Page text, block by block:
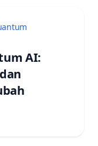
Breakthrough: How Willow
AI: